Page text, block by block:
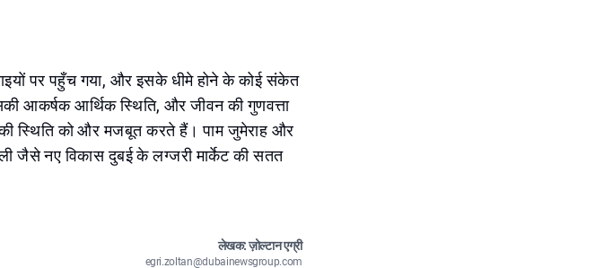
पर पहुँच गया, और इसके धीमे होने के कोई संकेत
आकर्षक आर्थिक स्थिति, और जीवन की गुणवत्ता
स्थिति को और मजबूत करते हैं। पाम जुमेराह और
जैसे नए विकास दुबई के लग्जरी मार्केट की सतत
लेखक: ज़ोल्टान एग्री
egri.zoltan@dubainewsgroup.com